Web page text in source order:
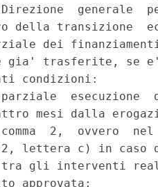
Direzione
della transizione
dei
gia' trasferite, se
condizioni:
esecuzione
mesi dalla
2,  ovvero  nel
2, lettera c) in caso
gli interventi
approvata;